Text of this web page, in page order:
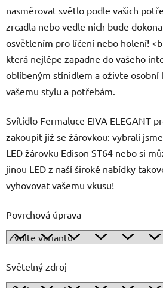
nasměrovat světlo podle vašich
zrcadla nebo vedle nich bude
osvětlením pro líčení nebo holení!
která nejlépe zapadne do vašeho
oblíbeným stínidlem a oživte osobní
vašemu stylu a potřebám.
Svítidlo Fermaluce EIVA ELEGANT
zakoupit již se žárovkou: vybrali
LED žárovku Edison ST64 nebo si
jinou LED z naší široké nabídky
vyhovovat vašemu vkusu!
Povrchová úprava
Světelný zdroj